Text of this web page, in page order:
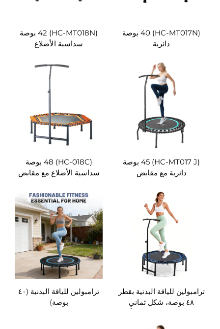
(HC-MT017N) 40 بوصة
(HC-MT018N) 42 بوصة
سداسية الأضلاع
(HC-MT017 J) 45 بوصة
دائرية مع مقابض
(HC-018C) 48 بوصة
سداسية الأضلاع مع مقابض
للياقة البدنية بقطر
٤٨ بوصة، شكل ثماني
أجزاء، مزوّد بمقبض (الطراز
ترامبولين للياقة البدنية (٤٠
بوصة)